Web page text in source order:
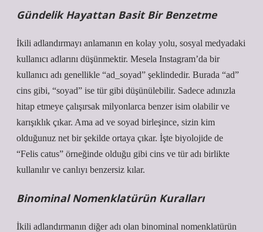
Gündelik Hayattan Basit Bir Benzetme
İkili adlandırmayı anlamanın en kolay yolu, sosyal medyadaki
kullanıcı adlarını düşünmektir. Mesela Instagram’da bir
kullanıcı adı genellikle “ad_soyad” şeklindedir. Burada “ad”
cins gibi, “soyad” ise tür gibi düşünülebilir. Sadece adınızla
hitap etmeye çalışırsak milyonlarca benzer isim olabilir ve
karışıklık çıkar. Ama ad ve soyad birleşince, sizin kim
olduğunuz net bir şekilde ortaya çıkar. İşte biyolojide de
“Felis catus” örneğinde olduğu gibi cins ve tür adı birlikte
kullanılır ve canlıyı benzersiz kılar.
Binominal Nomenklatürün Kuralları
İkili adlandırmanın diğer adı olan binominal nomenklatürün